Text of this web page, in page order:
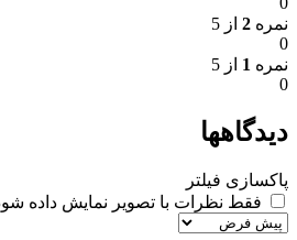
نمره 2 از 5
0
نمره 1 از 5
0
دیدگاهها
پاکسازی فیلتر
فقط نظرات با تصویر نمایش داده